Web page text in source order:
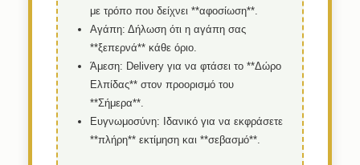
με τρόπο που δείχνει **αφοσίωση**.
Αγάπη: Δήλωση ότι η αγάπη σας
**ξεπερνά** κάθε όριο.
Άμεση: Delivery για να φτάσει το **Δώρο
Ελπίδας** στον προορισμό του
**Σήμερα**.
Ευγνωμοσύνη: Ιδανικό για να εκφράσετε
**πλήρη** εκτίμηση και **σεβασμό**.